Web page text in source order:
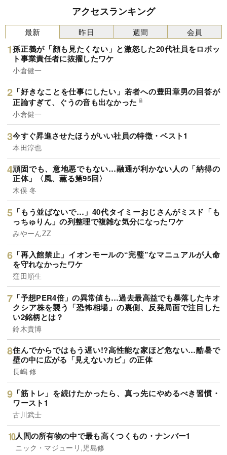
アクセスランキング
最新
孫正義が「顔も見たくない」と激怒した20代社員をロボッ
ト事業責任者に抜擢したワケ
小倉健一
「好きなことを仕事にしたい」若者への豊田章男の回答が
正論すぎて、ぐうの音も出なかった
小倉健一
今すぐ昇進させたほうがいい社員の特徴・ベスト1
本田淳也
頑固でも、意地悪でもない…融通が利かない人の「納得の
正体」〈風、薫る第95回〉
木俣 冬
「もう並ばないで…」40代タイミーおじさんがミスド「も
っちゅりん」の列整理で複雑な気分になったワケ
みやーんZZ
「再入館禁止」イオンモールの“完璧”なマニュアルが人命
を守れなかったワケ
窪田順生
「予想PER4倍」の異常値も…過去最高益でも暴落したキオ
クシア株を襲う「恐怖相場」の裏側、反発局面で注目した
い2銘柄とは？
鈴木貴博
住んでからではもう遅い!?高性能な家ほど危ない…酷暑で
壁の中に広がる「見えないカビ」の正体
長嶋 修
「筋トレ」を続けたかったら、真っ先にやめるべき習慣・
ワースト1
古川武士
人間の所有物の中で最も高くつくもの・ナンバー1
ニック・マジューリ,児島修
昨日 週間 会員